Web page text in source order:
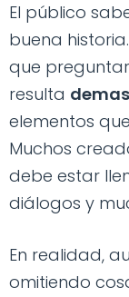
El público
buena
que
resulta
elementos
Muchos
debe estar
diálogos y
En realidad,
omitiendo